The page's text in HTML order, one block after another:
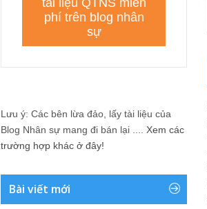
Lưu ý: Các bên lừa đảo, lấy tài liệu của
Blog Nhân sự mang đi bán lại .... Xem các
trường hợp khác ở đây!
Bài viết mới